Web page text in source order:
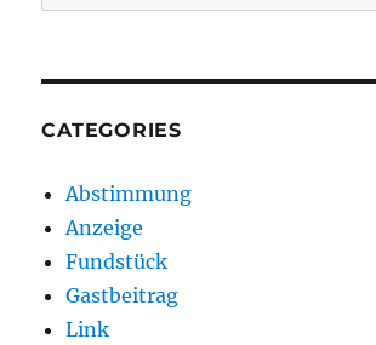
CATEGORIES
Abstimmung
Anzeige
Fundstück
Gastbeitrag
Link